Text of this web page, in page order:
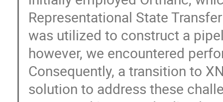
Representational State
was utilized to construct a
however, we encountered
Consequently, a transition to
solution to address these